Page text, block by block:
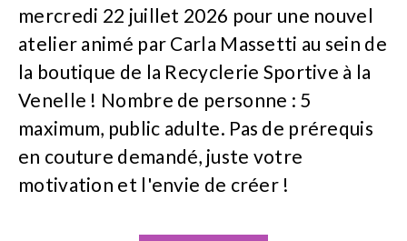
mercredi 22 juillet 2026 pour une nouvel
atelier animé par Carla Massetti au sein de
la boutique de la Recyclerie Sportive à la
Venelle ! Nombre de personne : 5
maximum, public adulte. Pas de prérequis
en couture demandé, juste votre
motivation et l'envie de créer !